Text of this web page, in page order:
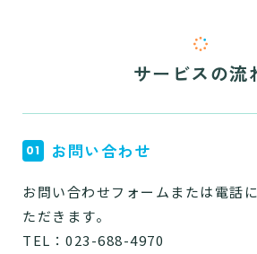
サービスの流
お問い合わせ
お問い合わせフォームまたは電話
ただきます。
TEL：023-688-4970